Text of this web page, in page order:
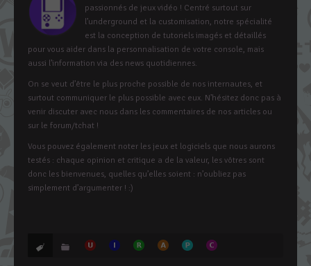
passionnés de jeux vidéo ! Centré surtout sur
l’underground et la customisation, notre spécialité
est la conception de tutoriels imagés et détaillés
pour vous aider dans la personnalisation de votre console, mais
aussi l’information via des news quotidiennes.
On se veut d’être le plus proche possible de nos internautes, et
surtout communiquer le plus possible avec eux. N’hésitez donc pas à
venir discuter avec nous dans les commentaires de nos articles ou
sur le forum/tchat !
Vous pouvez également noter les jeux et logiciels que nous aurons
testés : chaque opinion et critique a de la valeur, les vôtres sont
donc les bienvenues, quelles qu’elles soient : n’oubliez pas
simplement d’argumenter ! :)